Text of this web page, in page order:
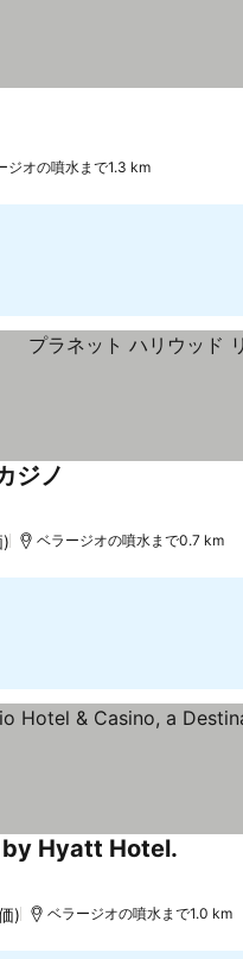
ジオの噴水まで1.3 km
ジノ
ベラージオの噴水まで0.7 km
by Hyatt Hotel.
) ベラージオの噴水まで1.0 km